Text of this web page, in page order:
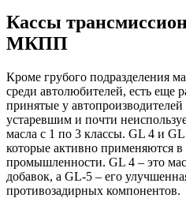
Кассы
МКПП
Кроме грубого подразделения
среди автолюбителей, есть еще
принятые у
устаревшим и почти
масла с 1 по 3 классы. GL 4 и
которые активно применяются
промышленности. GL 4 – это
добавок, а GL-5 – его
противозадирных компонентов.